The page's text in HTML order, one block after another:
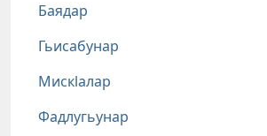
Баядар
Гьисабунар
Мискlалар
Фадлугьунар